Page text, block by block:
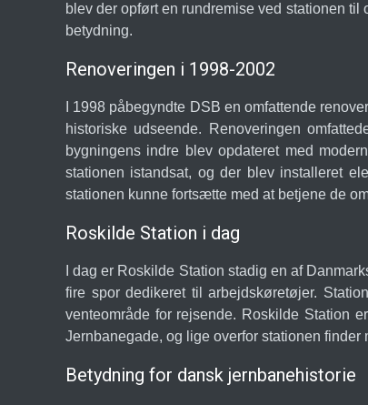
blev der opført en rundremise ved stationen
betydning.
Renoveringen i 1998-2002
I 1998 påbegyndte DSB en omfattende
historiske udseende. Renoveringen
bygningens indre blev opdateret med
stationen istandsat, og der blev installeret
stationen kunne fortsætte med at betjene de
Roskilde Station i dag
I dag er Roskilde Station stadig en af
fire spor dedikeret til arbejdskøretøjer.
venteområde for rejsende. Roskilde Station
Jernbanegade, og lige overfor stationen
Betydning for dansk jernbanehistorie